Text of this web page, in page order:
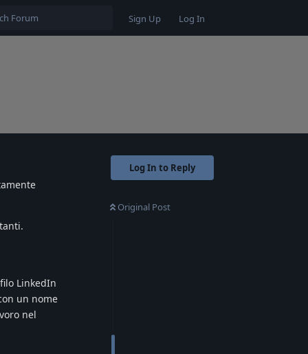
Sign Up Log In
Log In to Reply
Original Post
LinkedIn
un nome
nel